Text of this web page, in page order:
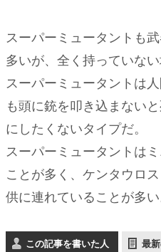
スーパーミュータントも
多いが、全く持っていない
スーパーミュータントは
も頭に銃を叩き込まない
にしたくないタイプだ。
スーパーミュータントは
ことが多く、ケンタウロ
供に連れていることが多い
この記事を書いた人 最